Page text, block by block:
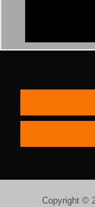
Copyright ©